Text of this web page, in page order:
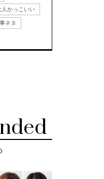
人かっこいい
ネタ